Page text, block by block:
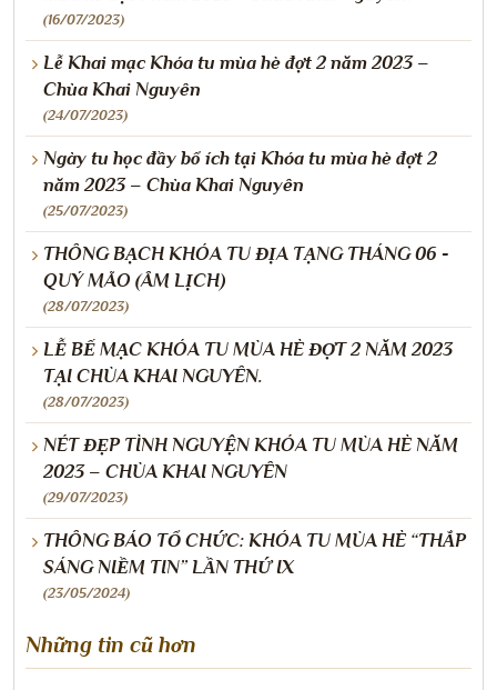
(16/07/2023)
Lễ Khai mạc Khóa tu mùa hè đợt 2 năm 2023 –
Chùa Khai Nguyên
(24/07/2023)
Ngày tu học đầy bổ ích tại Khóa tu mùa hè đợt 2
năm 2023 – Chùa Khai Nguyên
(25/07/2023)
THÔNG BẠCH KHÓA TU ĐỊA TẠNG THÁNG 06 -
QUÝ MÃO (ÂM LỊCH)
(28/07/2023)
LỄ BẾ MẠC KHÓA TU MÙA HÈ ĐỢT 2 NĂM 2023
TẠI CHÙA KHAI NGUYÊN.
(28/07/2023)
NÉT ĐẸP TÌNH NGUYỆN KHÓA TU MÙA HÈ NĂM
2023 – CHÙA KHAI NGUYÊN
(29/07/2023)
THÔNG BÁO TỔ CHỨC: KHÓA TU MÙA HÈ “THẮP
SÁNG NIỀM TIN” LẦN THỨ IX
(23/05/2024)
Những tin cũ hơn